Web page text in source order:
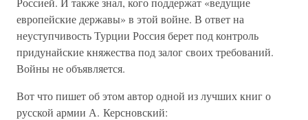
европейские державы» в этой войне. В ответ на
неуступчивость Турции Россия берет под контроль
придунайские княжества под залог своих требований.
Войны не объявляется.
Вот что пишет об этом автор одной из лучших книг о
русской армии А. Керсновский: